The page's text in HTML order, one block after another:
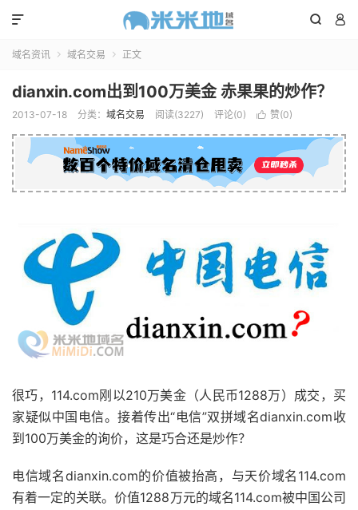
 

域名资讯  域名交易  正文
dianxin.com出到100万美金 赤果果的炒作？
2013-07-18 分类： 域名交易 阅读(3227) 评论(0)  赞(0)
很巧，114.com刚以210万美金（人民币1288万）成交，买
家疑似中国电信。接着传出“电信”双拼域名dianxin.com收
到100万美金的询价，这是巧合还是炒作？
电信域名dianxin.com的价值被抬高，与天价域名114.com
有着一定的关联。价值1288万元的域名114.com被中国公司